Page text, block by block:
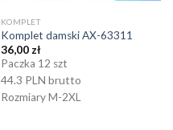
KOMPLET
Komplet damski AX-63311
36,00zł
Paczka 12 szt
44.3 PLN brutto
Rozmiary M-2XL